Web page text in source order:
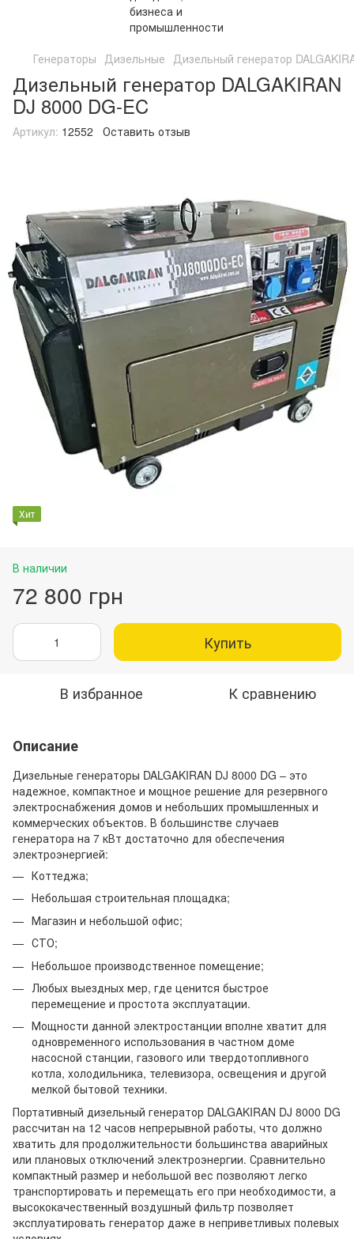
Генераторы Дизельные Дизельный генератор
Дизельный генератор DALGAKIRAN
DJ 8000 DG-EC
Артикул: 12552 Оставить отзыв
Хит
В наличии
72 800 грн
Купить
В избранное К сравнению
Описание
Дизельные генераторы DALGAKIRAN DJ 8000 DG – это
надежное, компактное и мощное решение для резервного
электроснабжения домов и небольших промышленных и
коммерческих объектов. В большинстве случаев
генератора на 7 кВт достаточно для обеспечения
электроэнергией:
Коттеджа;
Небольшая строительная площадка;
Магазин и небольшой офис;
СТО;
Небольшое производственное помещение;
Любых выездных мер, где ценится быстрое
перемещение и простота эксплуатации.
Мощности данной электростанции вполне хватит для
одновременного использования в частном доме
насосной станции, газового или твердотопливного
котла, холодильника, телевизора, освещения и другой
мелкой бытовой техники.
Портативный дизельный генератор DALGAKIRAN DJ 8000 DG
рассчитан на 12 часов непрерывной работы, что должно
хватить для продолжительности большинства аварийных
или плановых отключений электроэнергии. Сравнительно
компактный размер и небольшой вес позволяют легко
транспортировать и перемещать его при необходимости, а
высококачественный воздушный фильтр позволяет
эксплуатировать генератор даже в неприветливых полевых